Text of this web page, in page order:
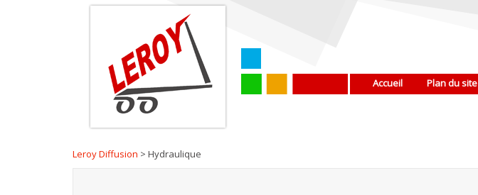
Accueil Plan du site
Leroy Diffusion > Hydraulique